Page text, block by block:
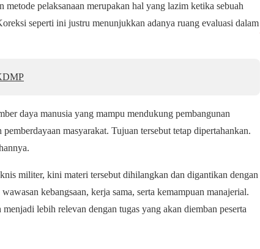
pelaksanaan merupakan hal yang lazim ketika sebuah
seperti ini justru menunjukkan adanya ruang evaluasi dalam
daya manusia yang mampu mendukung pembangunan
masyarakat. Tujuan tersebut tetap dipertahankan.
militer, kini materi tersebut dihilangkan dan digantikan dengan
kebangsaan, kerja sama, serta kemampuan manajerial.
lebih relevan dengan tugas yang akan diemban peserta